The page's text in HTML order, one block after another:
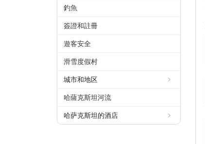
釣魚
簽證和註冊
遊客安全
滑雪度假村
城市和地区
哈薩克斯坦河流
哈萨克斯坦的酒店